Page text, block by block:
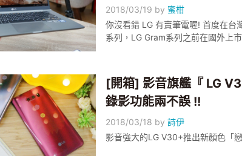
2018/03/19 by 蜜柑
你沒看錯 LG 有賣筆電喔! 首度在台
系列，LG Gram系列之前在國外上
[開箱] 影音旗艦『 LG
錄影功能兩不誤 !!
2018/03/18 by詩伊
影音強大的LG V30+推出新顏色「